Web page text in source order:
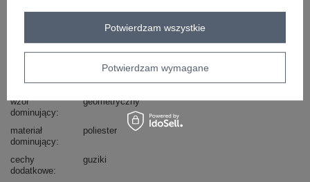
DHJ-BZ-15251.82
kołnierzyk
rękaw
długi rękaw
wzór
dominujący
geometryczny
materiał
dominujący
poliester
cechy
dodatkowe
guziki
Potwierdzam wymagane
Potwierdzam wszystkie